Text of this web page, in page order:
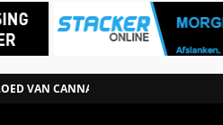
VAN CANNABIS ANDERS KAN...